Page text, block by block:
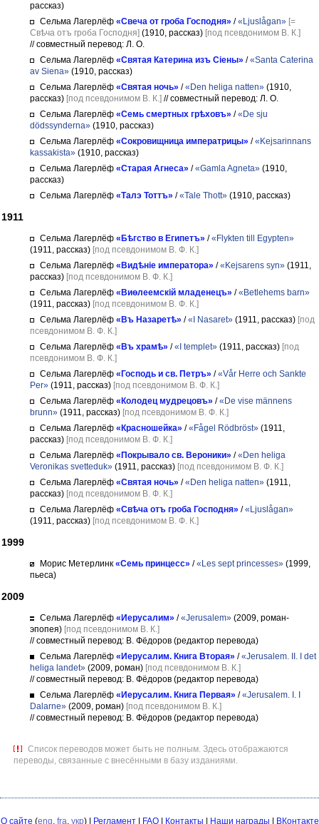
рассказ)
Сельма Лагерлёф «Свеча от гроба Господня» /«Ljuslågan» [=
Свѣча отъ гроба Господня] (1910, рассказ) [под псевдонимом В. К.]
// совместный перевод: Л. О.
Сельма Лагерлёф «Святая Катерина изъ Сіены» /«Santa Caterina
av Siena» (1910, рассказ)
Сельма Лагерлёф «Святая ночь» /«Den heliga natten» (1910,
рассказ) [под псевдонимом В. К.] // совместный перевод: Л. О.
Сельма Лагерлёф «Семь смертных грѣховъ» /«De sju
dödssynderna» (1910, рассказ)
Сельма Лагерлёф «Сокровищница императрицы» /«Kejsarinnans
kassakista» (1910, рассказ)
Сельма Лагерлёф «Старая Агнеса» /«Gamla Agneta» (1910,
рассказ)
Сельма Лагерлёф «Талэ Тоттъ» /«Tale Thott» (1910, рассказ)
1911
Сельма Лагерлёф «Бѣгство в Египетъ» /«Flykten till Egypten»
(1911, рассказ) [под псевдонимом В. Ф. К.]
Сельма Лагерлёф «Видѣніе императора» /«Kejsarens syn» (1911,
рассказ) [под псевдонимом В. Ф. К.]
Сельма Лагерлёф «Виѳлеемскій младенецъ» /«Betlehems barn»
(1911, рассказ) [под псевдонимом В. Ф. К.]
Сельма Лагерлёф «Въ Назаретѣ» /«I Nasaret» (1911, рассказ) [под
псевдонимом В. Ф. К.]
Сельма Лагерлёф «Въ храмѣ» /«I templet» (1911, рассказ) [под
псевдонимом В. Ф. К.]
Сельма Лагерлёф «Господь и св. Петръ» /«Vår Herre och Sankte
Per» (1911, рассказ) [под псевдонимом В. Ф. К.]
Сельма Лагерлёф «Колодец мудрецовъ» /«De vise männens
brunn» (1911, рассказ) [под псевдонимом В. Ф. К.]
Сельма Лагерлёф «Красношейка» /«Fågel Rödbröst» (1911,
рассказ) [под псевдонимом В. Ф. К.]
Сельма Лагерлёф «Покрывало св. Вероники» /«Den heliga
Veronikas svetteduk» (1911, рассказ) [под псевдонимом В. Ф. К.]
Сельма Лагерлёф «Святая ночь» /«Den heliga natten» (1911,
рассказ) [под псевдонимом В. Ф. К.]
Сельма Лагерлёф «Свѣча отъ гроба Господня» /«Ljuslågan»
(1911, рассказ) [под псевдонимом В. Ф. К.]
1999
Морис Метерлинк «Семь принцесс» /«Les sept princesses» (1999,
пьеса)
2009
Сельма Лагерлёф «Иерусалим» /«Jerusalem» (2009, роман-
эпопея) [под псевдонимом В. К.]
// совместный перевод: В. Фёдоров (редактор перевода)
Сельма Лагерлёф «Иерусалим. Книга Вторая» /«Jerusalem. II. I det
heliga landet» (2009, роман) [под псевдонимом В. К.]
// совместный перевод: В. Фёдоров (редактор перевода)
Сельма Лагерлёф «Иерусалим. Книга Первая» /«Jerusalem. I. I
Dalarne» (2009, роман) [под псевдонимом В. К.]
// совместный перевод: В. Фёдоров (редактор перевода)
Список переводов может быть не полным. Здесь отображаются
переводы, связанные с внесёнными в базу изданиями.
О сайте (eng, fra, укр) | Регламент| FAQ| Контакты Наши награды ВКонтакте